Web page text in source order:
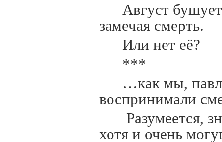
Август
замечая смерть.
Или нет её?
***
…как мы,
воспринимали
Разумеется,
хотя и очень